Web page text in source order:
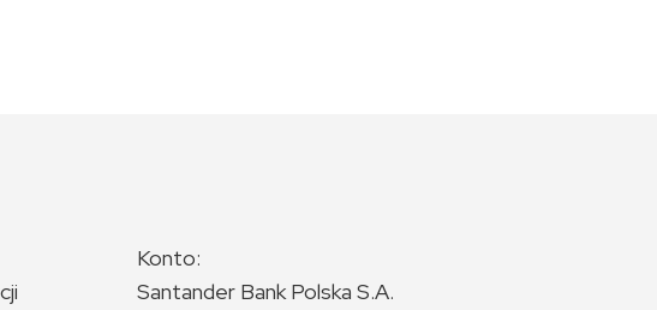
Konto:
Santander Bank Polska S.A.